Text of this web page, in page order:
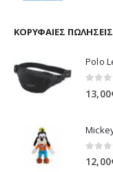
ΚΟΡΥΦΑΊΕΣ ΠΩΛΉΣΕΙΣ
13,00
0
12,00